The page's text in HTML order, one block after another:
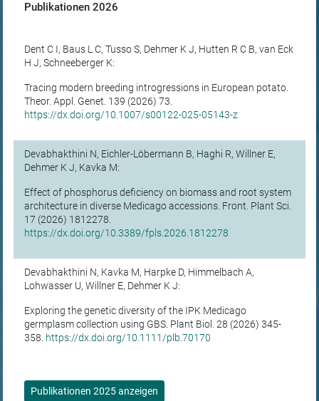
Publikationen2026
Dent C I, Baus L C, Tusso S, Dehmer K J, Hutten R C B, van Eck
H J, Schneeberger K:
Tracing modern breeding introgressions in European potato.
Theor. Appl. Genet. 139 (2026) 73.
https://dx.doi.org/10.1007/s00122-025-05143-z
Devabhakthini N, Eichler-Löbermann B, Haghi R, Willner E,
Dehmer K J, Kavka M:
Effect of phosphorus deficiency on biomass and root system
architecture in diverse Medicago accessions. Front. Plant Sci.
17 (2026) 1812278.
https://dx.doi.org/10.3389/fpls.2026.1812278
Devabhakthini N, Kavka M, Harpke D, Himmelbach A,
Lohwasser U, Willner E, Dehmer K J:
Exploring the genetic diversity of the IPK Medicago
germplasm collection using GBS. Plant Biol. 28 (2026) 345-
358. https://dx.doi.org/10.1111/plb.70170
Publikationen 2025 anzeigen